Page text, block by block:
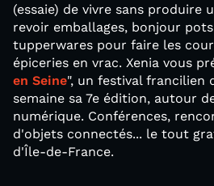
(essaie) de vivre sans produire
revoir emballages, bonjour
tupperwares pour faire les
épiceries en vrac. Xenia vous
en Seine", un festival francilien
semaine sa 7e édition, autour
numérique. Conférences,
d'objets connectés... le tout
d'Île-de-France.